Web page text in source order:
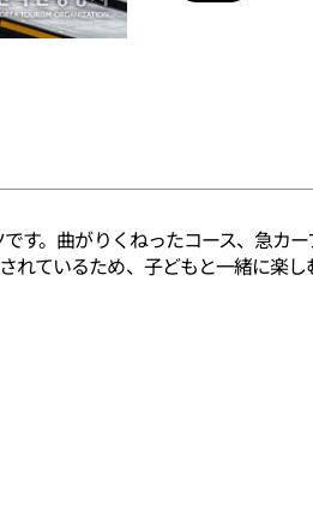
す。曲がりくねったコース、急カー
れているため、子どもと一緒に楽し